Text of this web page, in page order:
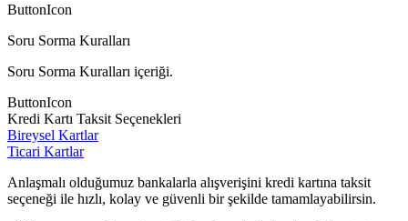
ButtonIcon
Soru Sorma Kuralları
Soru Sorma Kuralları içeriği.
ButtonIcon
Kredi Kartı Taksit Seçenekleri
Bireysel Kartlar
Ticari Kartlar
Anlaşmalı olduğumuz bankalarla alışverişini kredi kartına taksit
seçeneği ile hızlı, kolay ve güvenli bir şekilde tamamlayabilirsin.